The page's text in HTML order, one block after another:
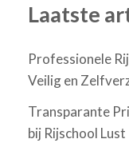
Laatste
Professionele
Veilig en
Transparante
bij Rijschool Lust